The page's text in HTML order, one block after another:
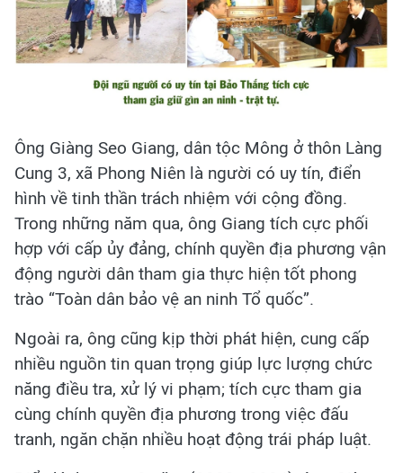
Ông Giàng Seo Giang, dân tộc Mông ở thôn Làng
Cung 3, xã Phong Niên là người có uy tín, điển
hình về tinh thần trách nhiệm với cộng đồng.
Trong những năm qua, ông Giang tích cực phối
hợp với cấp ủy đảng, chính quyền địa phương vận
động người dân tham gia thực hiện tốt phong
trào “Toàn dân bảo vệ an ninh Tổ quốc”.
Ngoài ra, ông cũng kịp thời phát hiện, cung cấp
nhiều nguồn tin quan trọng giúp lực lượng chức
năng điều tra, xử lý vi phạm; tích cực tham gia
cùng chính quyền địa phương trong việc đấu
tranh, ngăn chặn nhiều hoạt động trái pháp luật.